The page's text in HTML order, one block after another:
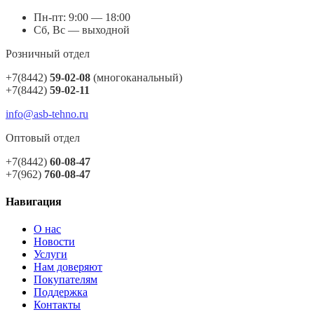
Пн-пт: 9:00 — 18:00
Сб, Вс — выходной
Розничный отдел
+7(8442) 59-02-08 (многоканальный)
+7(8442) 59-02-11
info@asb-tehno.ru
Оптовый отдел
+7(8442) 60-08-47
+7(962) 760-08-47
Навигация
О нас
Новости
Услуги
Нам доверяют
Покупателям
Поддержка
Контакты